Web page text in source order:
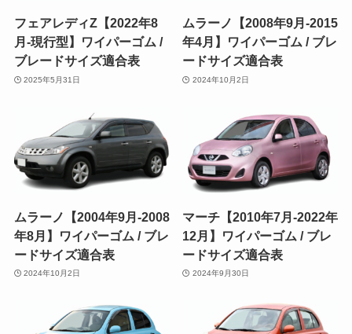
フェアレディZ【2022年8
月-現行型】ワイパーゴム /
ブレードサイズ適合表
2025年5月31日
ムラーノ【2008年9月-2015
年4月】ワイパーゴム / ブレ
ードサイズ適合表
2024年10月2日
ムラーノ【2004年9月-2008
年8月】ワイパーゴム / ブレ
ードサイズ適合表
2024年10月2日
マーチ【2010年7月-2022年
12月】ワイパーゴム / ブレ
ードサイズ適合表
2024年9月30日